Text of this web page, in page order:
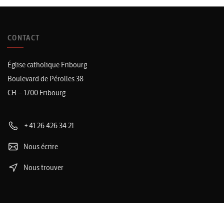
CONTACT
Église catholique Fribourg
Boulevard de Pérolles 38
CH – 1700 Fribourg
+41 26 426 34 21
Nous écrire
Nous trouver